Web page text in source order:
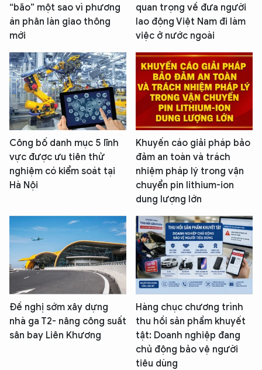
“bão” một sao vì phương
án phân làn giao thông
mới
quan trọng về đưa người
lao động Việt Nam đi làm
việc ở nước ngoài
Công bố danh mục 5 lĩnh
vực được ưu tiên thử
nghiệm có kiểm soát tại
Hà Nội
Khuyến cáo giải pháp bảo
đảm an toàn và trách
nhiệm pháp lý trong vận
chuyển pin lithium-ion
dung lượng lớn
Đề nghị sớm xây dựng
nhà ga T2- nâng công suất
sân bay Liên Khương
Hàng chục chương trình
thu hồi sản phẩm khuyết
tật: Doanh nghiệp đang
chủ động bảo vệ người
tiêu dùng